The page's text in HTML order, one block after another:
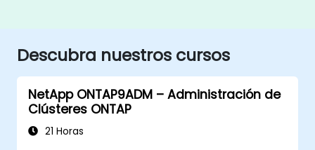
Descubra nuestros cursos
NetApp ONTAP9ADM – Administración de
Clústeres ONTAP
21 Horas